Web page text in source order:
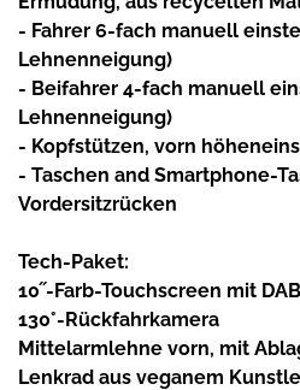
- Fahrer 6-fach manuell
Lehnenneigung)
- Beifahrer 4-fach manuell
Lehnenneigung)
- Kopfstützen, vorn
- Taschen and Smartphone-
Vordersitzrücken
Tech-Paket:
10˝-Farb-Touchscreen mit
130°-Rückfahrkamera
Mittelarmlehne vorn, mit
Lenkrad aus veganem